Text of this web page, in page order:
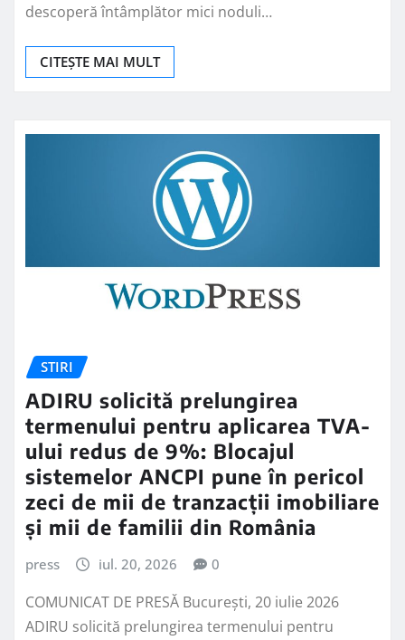
descoperă întâmplător mici noduli…
CITEȘTE MAI MULT
STIRI
ADIRU solicită prelungirea
termenului pentru aplicarea TVA-
ului redus de 9%: Blocajul
sistemelor ANCPI pune în pericol
zeci de mii de tranzacții imobiliare
și mii de familii din România
press iul. 20, 2026 0
COMUNICAT DE PRESĂ București, 20 iulie 2026
ADIRU solicită prelungirea termenului pentru